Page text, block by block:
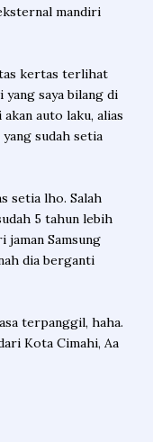
mandiri
kertas terlihat
saya bilang di
auto laku, alias
sudah setia
setia lho. Salah
5 tahun lebih
jaman Samsung
dia berganti
terpanggil, haha.
Kota Cimahi, Aa